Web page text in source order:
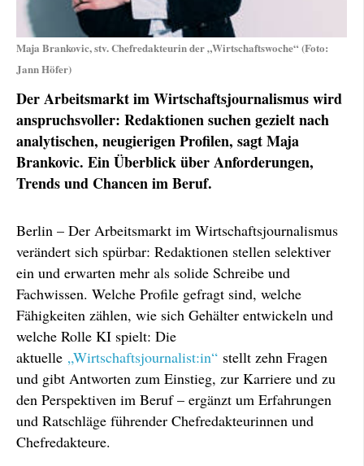
Maja Brankovic, stv. Chefredakteurin der „Wirtschaftswoche“ (Foto:
Jann Höfer)
Der Arbeitsmarkt im Wirtschaftsjournalismus wird
anspruchsvoller: Redaktionen suchen gezielt nach
analytischen, neugierigen Profilen, sagt Maja
Brankovic. Ein Überblick über Anforderungen,
Trends und Chancen im Beruf.
Berlin – Der Arbeitsmarkt im Wirtschaftsjournalismus
verändert sich spürbar: Redaktionen stellen selektiver
ein und erwarten mehr als solide Schreibe und
Fachwissen. Welche Profile gefragt sind, welche
Fähigkeiten zählen, wie sich Gehälter entwickeln und
welche Rolle KI spielt: Die
aktuelle „Wirtschaftsjournalist:in“ stellt zehn Fragen
und gibt Antworten zum Einstieg, zur Karriere und zu
den Perspektiven im Beruf – ergänzt um Erfahrungen
und Ratschläge führender Chefredakteurinnen und
Chefredakteure.